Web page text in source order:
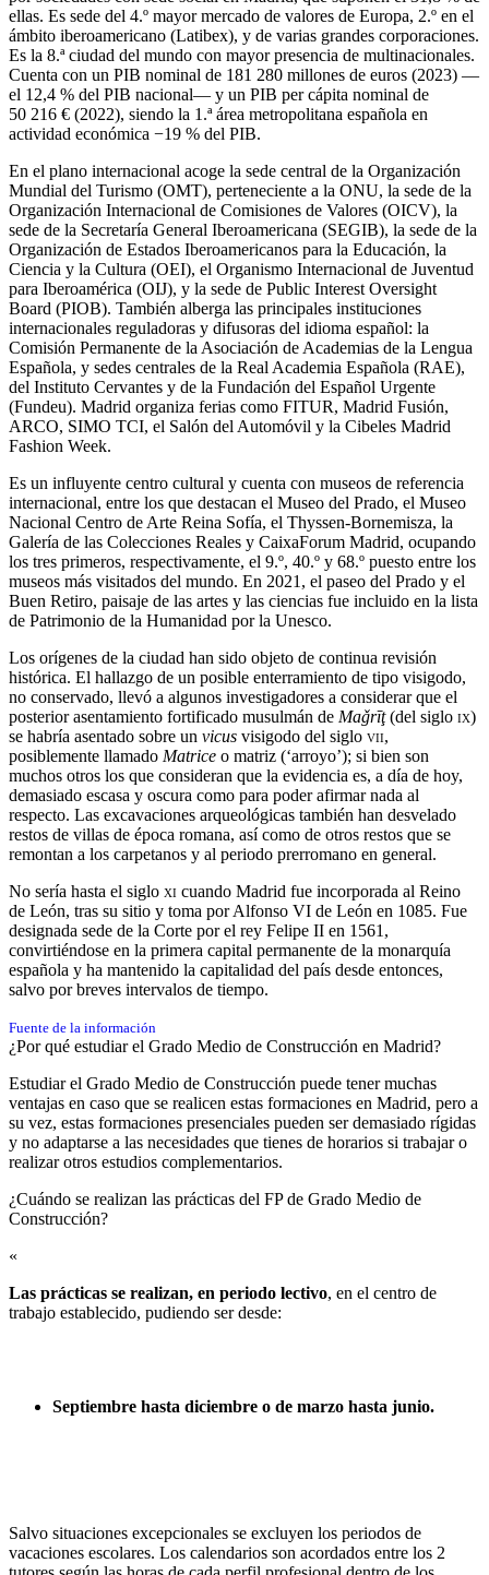
ellas.​ Es sede del 4.º mayor mercado de valores de Europa,​ 2.º en el
ámbito iberoamericano (Latibex), y de varias grandes corporaciones.​​
Es la 8.ª ciudad del mundo con mayor presencia de multinacionales.​​
Cuenta con un PIB nominal de 181 280 millones de euros (2023) —
el 12,4 % del PIB nacional— y un PIB per cápita nominal de
50 216 € (2022), siendo la 1.ª área metropolitana española en
actividad económica −19 % del PIB.​
En el plano internacional acoge la sede central de la Organización
Mundial del Turismo (OMT), perteneciente a la ONU, la sede de la
Organización Internacional de Comisiones de Valores (OICV), la
sede de la Secretaría General Iberoamericana (SEGIB), la sede de la
Organización de Estados Iberoamericanos para la Educación, la
Ciencia y la Cultura (OEI), el Organismo Internacional de Juventud
para Iberoamérica (OIJ), y la sede de Public Interest Oversight
Board (PIOB).​ También alberga las principales instituciones
internacionales reguladoras y difusoras del idioma español: la
Comisión Permanente de la Asociación de Academias de la Lengua
Española,​ y sedes centrales de la Real Academia Española (RAE),
del Instituto Cervantes y de la Fundación del Español Urgente
(Fundeu). Madrid organiza ferias como FITUR, Madrid Fusión,
ARCO, SIMO TCI, el Salón del Automóvil y la Cibeles Madrid
Fashion Week.​
Es un influyente centro cultural y cuenta con museos de referencia
internacional, entre los que destacan el Museo del Prado, el Museo
Nacional Centro de Arte Reina Sofía, el Thyssen-Bornemisza, la
Galería de las Colecciones Reales y CaixaForum Madrid, ocupando
los tres primeros, respectivamente, el 9.º, 40.º y 68.º puesto entre los
museos más visitados del mundo.​ En 2021, el paseo del Prado y el
Buen Retiro, paisaje de las artes y las ciencias fue incluido en la lista
de Patrimonio de la Humanidad por la Unesco.​
Los orígenes de la ciudad han sido objeto de continua revisión
histórica. El hallazgo de un posible enterramiento de tipo visigodo,
no conservado, llevó a algunos investigadores a considerar que el
posterior asentamiento fortificado musulmán de Maǧrīţ(del siglo ix)
se habría asentado sobre un vicus visigodo del siglo vii,
posiblemente llamado Matrice o matriz (‘arroyo’);​​ si bien son
muchos otros los que consideran que la evidencia es, a día de hoy,
demasiado escasa y oscura como para poder afirmar nada al
respecto. Las excavaciones arqueológicas también han desvelado
restos de villas de época romana, así como de otros restos que se
remontan a los carpetanos y al periodo prerromano en general.
No sería hasta el siglo xi cuando Madrid fue incorporada al Reino
de León, tras su sitio y toma por Alfonso VI de León en 1085. Fue
designada sede de la Corte por el rey Felipe II en 1561,
convirtiéndose en la primera capital permanente de la monarquía
española y ha mantenido la capitalidad del país desde entonces,
salvo por breves intervalos de tiempo.
Fuente de la información
¿Por qué estudiar el Grado Medio de Construcción en Madrid?
Estudiar el Grado Medio de Construcción puede tener muchas
ventajas en caso que se realicen estas formaciones en Madrid, pero a
su vez, estas formaciones presenciales pueden ser demasiado rígidas
y no adaptarse a las necesidades que tienes de horarios si trabajar o
realizar otros estudios complementarios.
¿Cuándo se realizan las prácticas del FP de Grado Medio de
Construcción?​
«
Las prácticas se realizan, en periodo lectivo, en el centro de
trabajo establecido, pudiendo ser desde:
Septiembre hasta diciembre o de marzo hasta junio.
Salvo situaciones excepcionales se excluyen los periodos de
vacaciones escolares. Los calendarios son acordados entre los 2